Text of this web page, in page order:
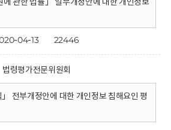
04-13 22446
법령평가전문위원회
」 전부개정안에 대한 개인정보 침해요인 평